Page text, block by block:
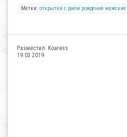
Метки: открытки с днем рождения мужские
Разместил: Koaress
19.03.2019